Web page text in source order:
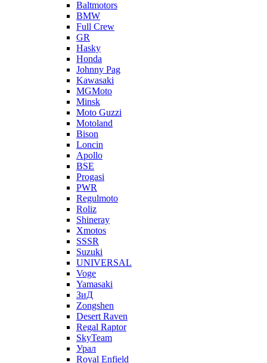
Baltmotors
BMW
Full Crew
GR
Hasky
Honda
Johnny Pag
Kawasaki
MGMoto
Minsk
Moto Guzzi
Motoland
Bison
Loncin
Apollo
BSE
Progasi
PWR
Regulmoto
Roliz
Shineray
Xmotos
SSSR
Suzuki
UNIVERSAL
Voge
Yamasaki
ЗиД
Zongshen
Desert Raven
Regal Raptor
SkyTeam
Урал
Royal Enfield